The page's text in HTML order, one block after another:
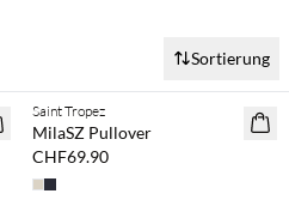
Sortierung
NEUHEITEN
Saint Tropez
MilaSZ Pullover
CHF69.90